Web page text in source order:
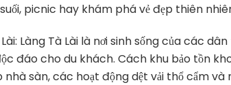
picnic hay khám phá vẻ đẹp thiên
Làng Tà Lài là nơi sinh sống của các
đáo cho du khách. Cách khu bảo tồn
nhà sàn, các hoạt động dệt vải thổ cẩm và